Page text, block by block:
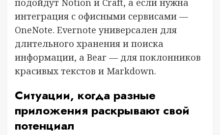
подойдут Notion и Craft, а если нужна
интеграция с офисными сервисами —
OneNote. Evernote универсален для
длительного хранения и поиска
информации, а Bear — для поклонников
красивых текстов и Markdown.
Ситуации, когда разные
приложения раскрывают свой
потенциал